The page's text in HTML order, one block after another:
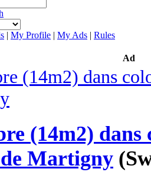
| My Profile | My Ads | Rules
Ad
(14m2) dans
Martigny